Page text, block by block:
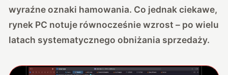
wyraźne oznaki hamowania. Co jednak ciekawe,
rynek PC notuje równocześnie wzrost – po wielu
latach systematycznego obniżania sprzedaży.